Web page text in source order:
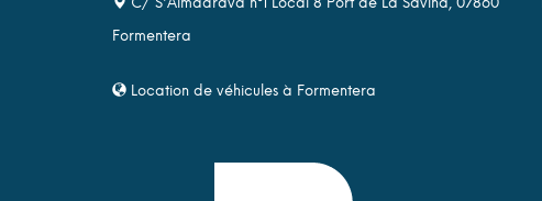
Formentera
Location de véhicules à Formentera